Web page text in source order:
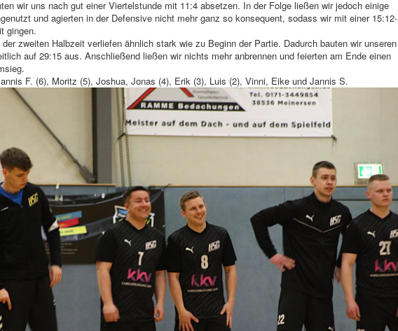
wir uns nach gut einer Viertelstunde mit 11:4 absetzen. In der Folge ließen wir jedoch einige
und agierten in der Defensive nicht mehr ganz so konsequent, sodass wir mit einer 15:12-
gingen.
zweiten Halbzeit verliefen ähnlich stark wie zu Beginn der Partie. Dadurch bauten wir unseren
auf 29:15 aus. Anschließend ließen wir nichts mehr anbrennen und feierten am Ende einen
F. (6), Moritz (5), Joshua, Jonas (4), Erik (3), Luis (2), Vinni, Eike und Jannis S.